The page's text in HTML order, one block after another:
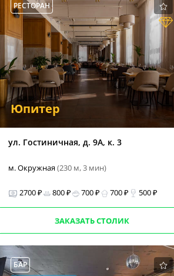
РЕСТОРАН
Юпитер
ул. Гостиничная, д. 9А, к. 3
м. Окружная(230 м, 3 мин)
2700 ₽ 800 ₽ 700 ₽ 700 ₽ 500 ₽
ЗАКАЗАТЬ СТОЛИК
БАР